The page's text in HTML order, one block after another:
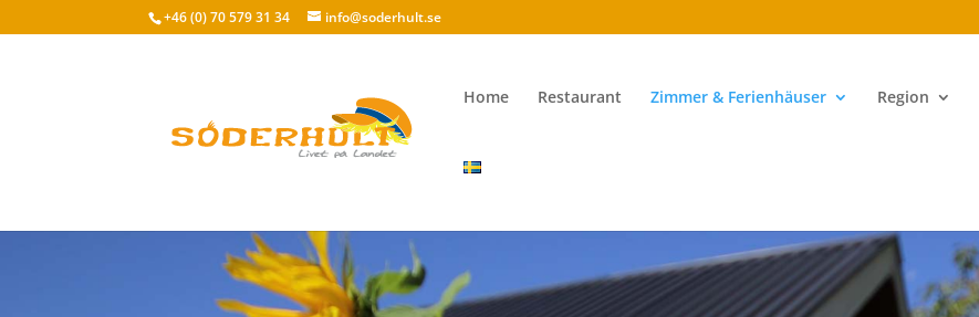
+46 (0) 70 579 31 34 info@soderhult.se
Home Restaurant Zimmer & Ferienhäuser Region